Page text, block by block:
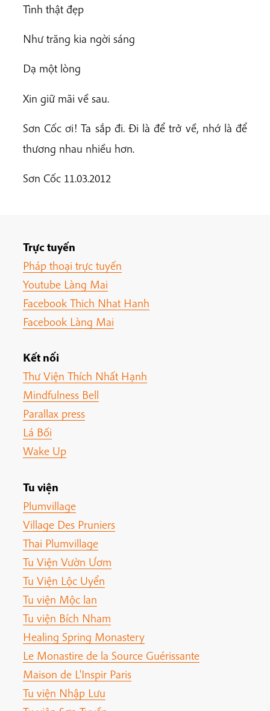
Tình thật đẹp
Như trăng kia ngời sáng
Dạ một lòng
Xin giữ mãi về sau.
Sơn Cốc ơi! Ta sắp đi. Đi là để trở về, nhớ là để
thương nhau nhiều hơn.
Sơn Cốc 11.03.2012
Trực tuyến
Pháp thoại trực tuyến
Youtube Làng Mai
Facebook Thich Nhat Hanh
Facebook Làng Mai
Kết nối
Thư Viện Thích Nhất Hạnh
Mindfulness Bell
Parallax press
Lá Bối
Wake Up
Tu viện
Plumvillage
Village Des Pruniers
Thai Plumvillage
Tu Viện Vườn Ươm
Tu Viện Lộc Uyển
Tu viện Mộc lan
Tu viện Bích Nham
Healing Spring Monastery
Le Monastire de la Source Guérissante
Maison de L'Inspir Paris
Tu viện Nhập Lưu